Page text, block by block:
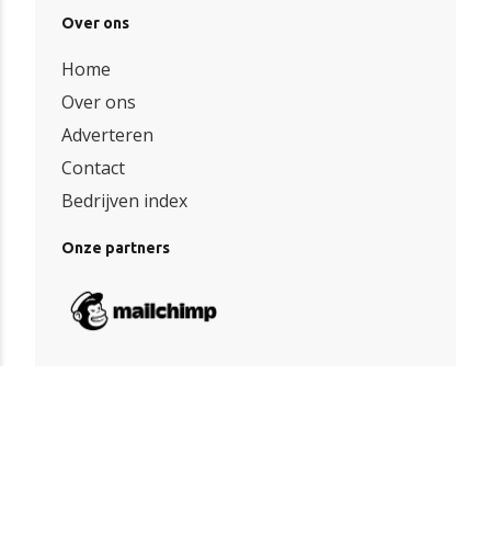
Over ons
Home
Over ons
Adverteren
Contact
Bedrijven index
Onze partners